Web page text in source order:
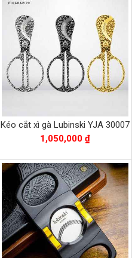
Kéo cắt xì gà Lubinski YJA 30007
1,050,000 ₫